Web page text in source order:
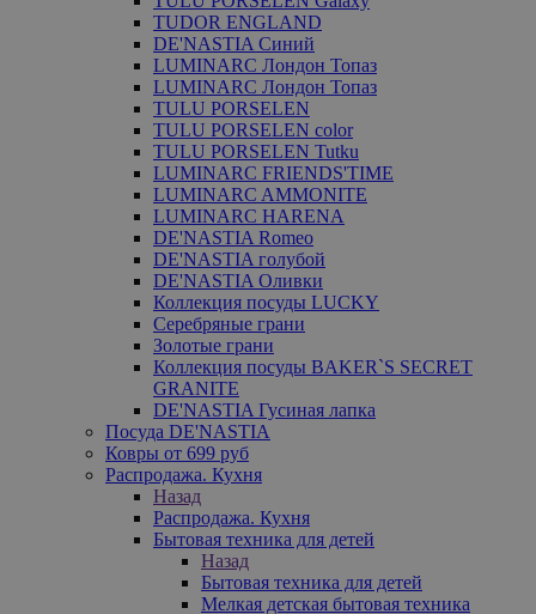
TUDOR ENGLAND
DE'NASTIA Синий
LUMINARC Лондон Топаз
LUMINARC Лондон Топаз
TULU PORSELEN
TULU PORSELEN color
TULU PORSELEN Tutku
LUMINARC FRIENDS'TIME
LUMINARC AMMONITE
LUMINARC HARENA
DE'NASTIA Romeo
DE'NASTIA голубой
DE'NASTIA Оливки
Коллекция посуды LUCKY
Серебряные грани
Золотые грани
Коллекция посуды BAKER`S SECRET
GRANITE
DE'NASTIA Гусиная лапка
Посуда DE'NASTIA
Ковры от 699 руб
Распродажа. Кухня
Назад
Распродажа. Кухня
Бытовая техника для детей
Назад
Бытовая техника для детей
Мелкая детская бытовая техника